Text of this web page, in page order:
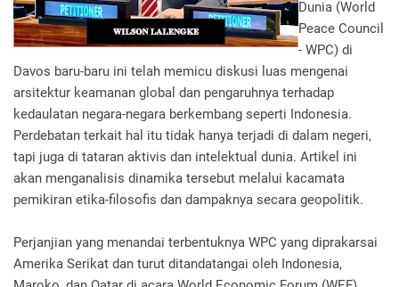
Dunia (World
Peace Council
- WPC) di
Davos baru-baru ini telah memicu diskusi luas mengenai
arsitektur keamanan global dan pengaruhnya terhadap
kedaulatan negara-negara berkembang seperti Indonesia.
Perdebatan terkait hal itu tidak hanya terjadi di dalam negeri,
tapi juga di tataran aktivis dan intelektual dunia. Artikel ini
akan menganalisis dinamika tersebut melalui kacamata
pemikiran etika-filosofis dan dampaknya secara geopolitik.
Perjanjian yang menandai terbentuknya WPC yang diprakarsai
Amerika Serikat dan turut ditandatangai oleh Indonesia,